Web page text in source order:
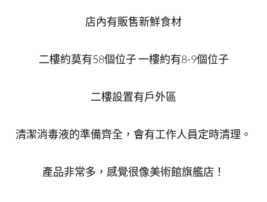
店內有販售新鮮食材
二樓約莫有58個位子 一樓約有8-9個位子
二樓設置有戶外區
清潔消毒液的準備齊全，會有工作人員定時清理。
產品非常多，感覺很像美術館旗艦店！